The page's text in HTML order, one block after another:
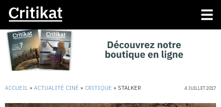
ACCUEIL » ACTUALITÉ CINÉ » CRITIQUE » STALKER 4 JUILLET 2017